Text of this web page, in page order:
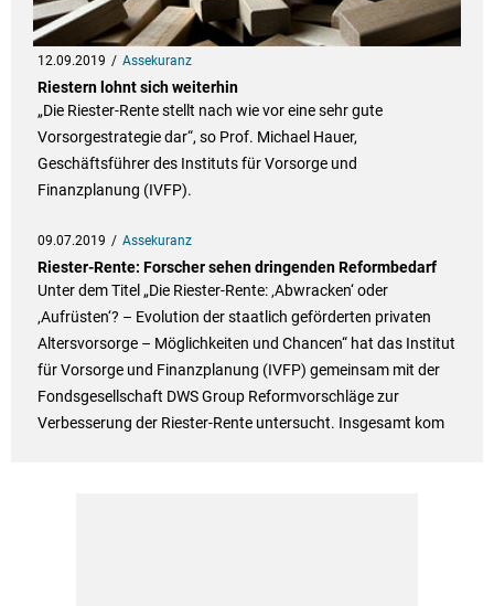
12.09.2019 Assekuranz
Riestern lohnt sich weiterhin
„Die Riester-Rente stellt nach wie vor eine sehr gute
Vorsorgestrategie dar“, so Prof. Michael Hauer,
Geschäftsführer des Instituts für Vorsorge und
Finanzplanung (IVFP).
09.07.2019 Assekuranz
Riester-Rente: Forscher sehen dringenden Reformbedarf
Unter dem Titel „Die Riester-Rente: ‚Abwracken‘ oder
‚Aufrüsten‘? – Evolution der staatlich geförderten privaten
Altersvorsorge – Möglichkeiten und Chancen“ hat das Institut
für Vorsorge und Finanzplanung (IVFP) gemeinsam mit der
Fondsgesellschaft DWS Group Reformvorschläge zur
Verbesserung der Riester-Rente untersucht. Insgesamt kom